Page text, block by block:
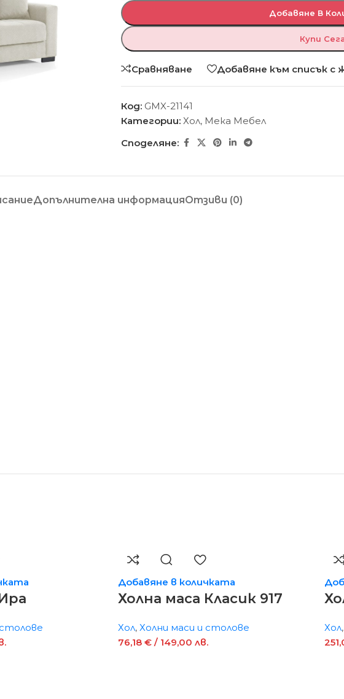
Добавяне В
Купи
Сравняване Добавяне към списък с
Код: GMX-21141
Категории: Хол, Мека Мебел
Споделяне:
Допълнителна информацияОтзиви (0)
Добавяне в количката
Холна маса Класик 917
Хол, Холни маси и столове
76,18 € / 149,00 лв.
Хол,